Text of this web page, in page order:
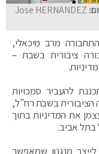
Jose HERNANDEZ
מרב מיכאלי,
לגבי תחבורה ציבורית בשבת –
להעביר סמכויות
הציבורית בשבת רח"ל,
את המדיניות בתוך
בתל אביב.
מנגנון שמאפשר